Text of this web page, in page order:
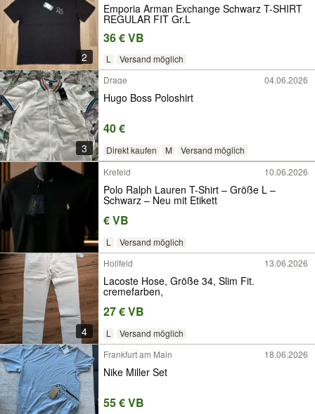
2
Emporia Arman Exchange Schwarz T-SHIRT
REGULAR FIT Gr.L
36 € VB
L Versand möglich
3
Drage 04.06.2026
Hugo Boss Poloshirt
40 €
Direkt kaufen M
Versand möglich
Krefeld
10.06.2026
Polo Ralph Lauren T-Shirt – Größe L –
Schwarz – Neu mit Etikett
€ VB
L Versand möglich
4
Hollfeld 13.06.2026
Lacoste Hose, Größe 34, Slim Fit.
cremefarben,
27 € VB
L Versand möglich
Frankfurt am Main 18.06.2026
Nike Miller Set
55 € VB